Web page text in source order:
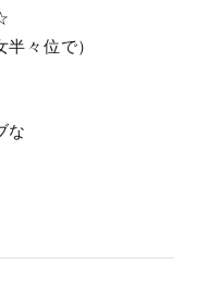
々位で）
な